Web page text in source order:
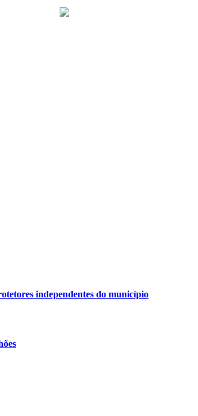
independentes do município